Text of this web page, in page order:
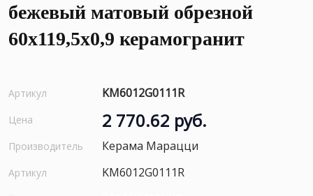
бежевый матовый обрезной
60x119,5x0,9 керамогранит
Артикул KM6012G0111R
Цена 2 770.62 руб.
Производитель Керама Марацци
Артикул KM6012G0111R